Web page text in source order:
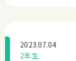
2023.07.04
2年生